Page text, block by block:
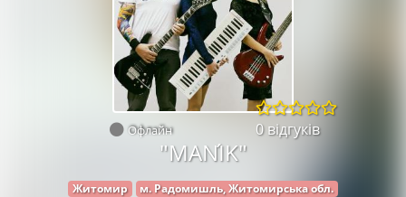
Офлайн 0 відгуків
"MANІ́K"
Житомир м. Радомишль, Житомирська обл.